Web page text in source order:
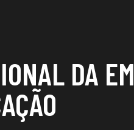
DA